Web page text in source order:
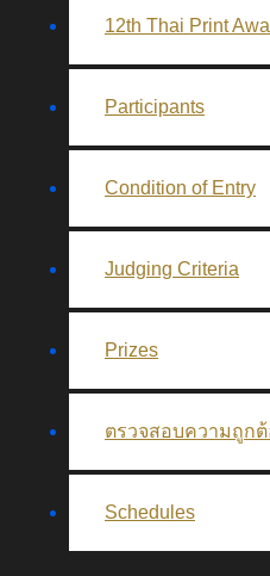
12th Thai Print
Participants
Condition of Entry
Judging Criteria
Prizes
ตรวจสอบความถูกต้
Schedules